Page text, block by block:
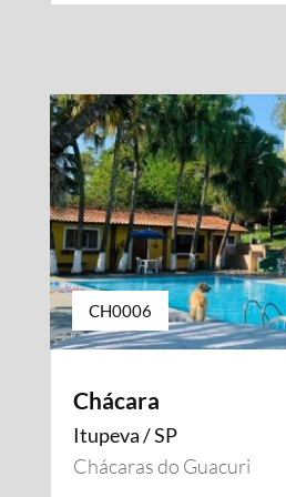
CH0006
Chácara
Itupeva / SP
Chácaras do Guacuri